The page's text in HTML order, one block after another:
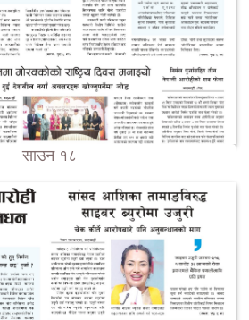
साउन १८